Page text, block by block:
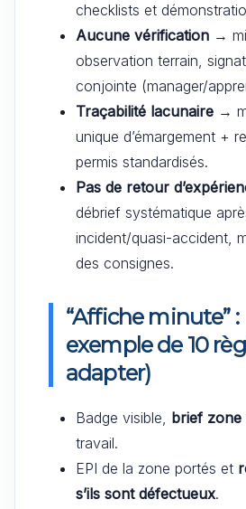
checklists et
Aucune vérification →
observation terrain,
conjointe (manager/
Traçabilité lacunaire →
unique d’émargement +
permis standardisés.
Pas de retour
débrief systématique
incident/quasi-accident,
des consignes.
“Affiche minute” :
exemple de 10
adapter)
Badge visible, brief zone
travail.
EPI de la zone portés et
s’ils sont défectueux.